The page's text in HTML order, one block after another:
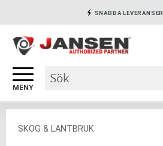
Meny
SNABBA LEVERANSER
SÄKRA BETALNINGAR
SKOG & LANTBRUK